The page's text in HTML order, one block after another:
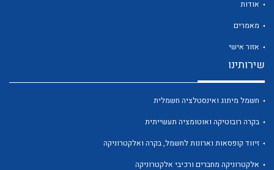
אודות
מאמרים
אזור אישי
שירותינו
חשמל מיתוג ואינסטלציה חשמלית
בקרה רובוטיקה ואוטומציה תעשייתית
זיווד קופסאות וארונות לחשמל, בקרה ואלקטרוניקה
אלקטרוניקה מחברים ורכיבי אלקטרוניקה